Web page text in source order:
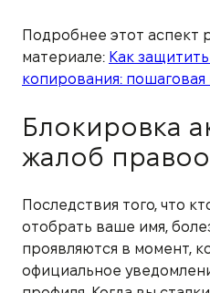
Подробнее этот аспект
материале: Как
копирования: пошаговая
Блокировка
жалоб
Последствия того, что
отобрать ваше имя,
проявляются в момент,
официальное